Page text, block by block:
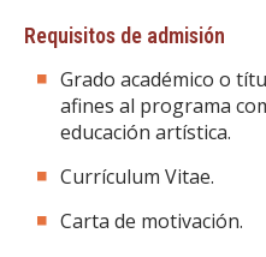
Requisitos de admisión
Grado académico o
afines al programa
educación artística.
Currículum Vitae.
Carta de motivación.